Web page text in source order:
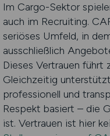
Im Cargo-Sektor
auch im Recruiting.
seriöses Umfeld, in
ausschließlich
Dieses Vertrauen führt
Gleichzeitig
professionell und
Respekt basiert – die
ist. Vertrauen ist hier